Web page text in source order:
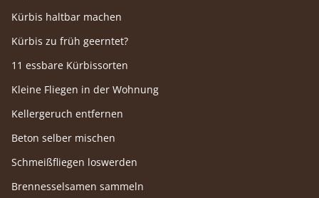
Kürbis haltbar machen
Kürbis zu früh geerntet?
11 essbare Kürbissorten
Kleine Fliegen in der Wohnung
Kellergeruch entfernen
Beton selber mischen
Schmeißfliegen loswerden
Brennesselsamen sammeln